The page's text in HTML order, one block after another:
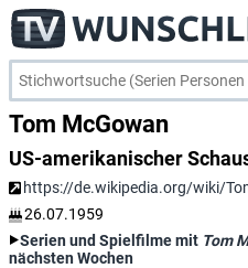
Tom McGowan
US-amerikanischer
https://de.wikipedia.org/wiki/
26.07.1959
Serien und Spielfilme mit Tom
nächsten Wochen